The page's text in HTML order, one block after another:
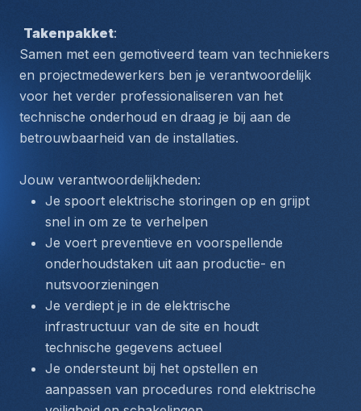
Takenpakket:
Samen met een gemotiveerd team van techniekers
en projectmedewerkers ben je verantwoordelijk
voor het verder professionaliseren van het
technische onderhoud en draag je bij aan de
betrouwbaarheid van de installaties.
Jouw verantwoordelijkheden:
Je spoort elektrische storingen op en grijpt
snel in om ze te verhelpen
Je voert preventieve en voorspellende
onderhoudstaken uit aan productie- en
nutsvoorzieningen
Je verdiept je in de elektrische
infrastructuur van de site en houdt
technische gegevens actueel
Je ondersteunt bij het opstellen en
aanpassen van procedures rond elektrische